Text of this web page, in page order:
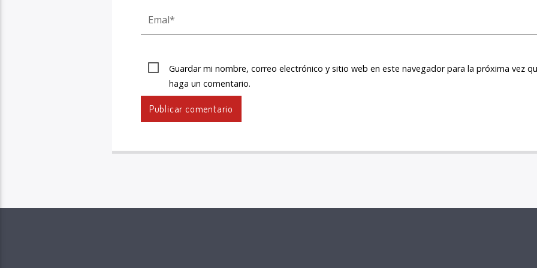
Guardar mi nombre, correo electrónico y sitio web en este navegador para la próxima vez
haga un comentario.